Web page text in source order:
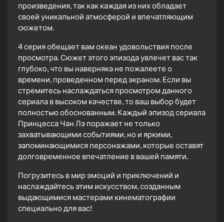
произведения, так как каждая из них обладает
своей уникальной атмосферой и впечатляющим
сюжетом.
4 серия обещает вам океан удовольствия после
просмотра. Сюжет этого эпизода увлечет вас так
глубоко, что вы наверняка не пожалеете о
времени, проведенном перед экраном. Если вы
стремитесь наслаждаться просмотром данного
сериала в высоком качестве, то ваш выбор будет
полностью обоснованным. Каждый эпизод сериала
Принцесса Чан Лэ поражает не только
захватывающими событиями, но и яркими,
запоминающимися персонажами, которые оставят
долговременное впечатление в вашей памяти.
Погрузитесь в мир эмоций и приключений и
наслаждайтесь этим искусством, созданным
выдающимися мастерами кинематографии
специально для вас!